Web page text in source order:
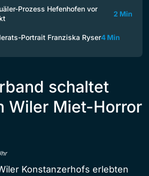
Prozess Hefenhofen vor
2 Min
Portrait Franziska Ryser4 Min
schaltet
Wiler Miet-Horror
Konstanzerhofs erlebten